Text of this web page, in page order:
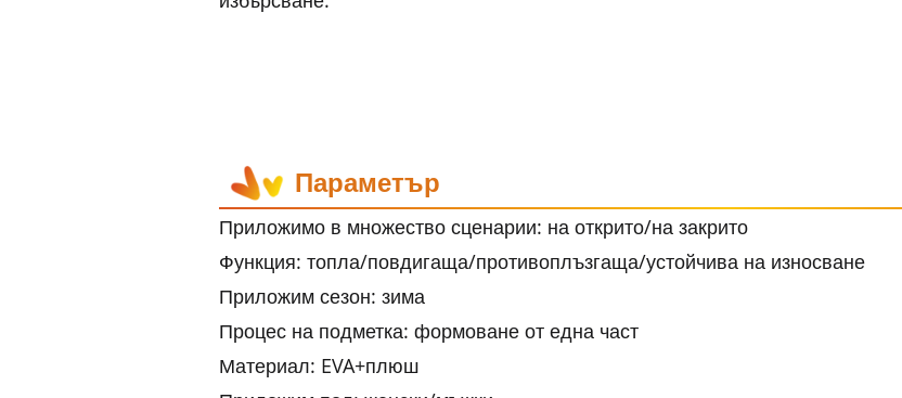
Параметър
Приложимо в множество сценарии: на открито/на закрито
Функция: топла/повдигаща/противоплъзгаща/устойчива на износване
Приложим сезон: зима
Процес на подметка: формоване от една част
Материал: EVA+плюш